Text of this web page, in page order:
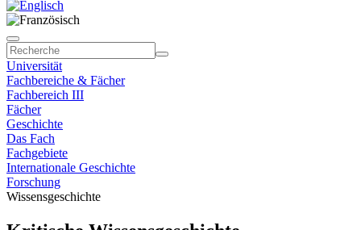
Universität
Fachbereiche & Fächer
Fachbereich III
Fächer
Geschichte
Das Fach
Fachgebiete
Internationale Geschichte
Forschung
Wissensgeschichte